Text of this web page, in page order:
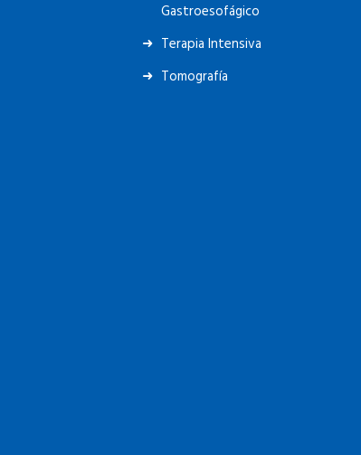
Gastroesofágico
Terapia Intensiva
Tomografía